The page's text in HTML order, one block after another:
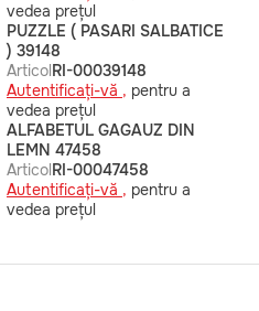
vedea prețul
PUZZLE ( PASARI SALBATICE
) 39148
ArticolRI-00039148
Autentificați-vă , pentru a
vedea prețul
ALFABETUL GAGAUZ DIN
LEMN 47458
ArticolRI-00047458
Autentificați-vă , pentru a
vedea prețul